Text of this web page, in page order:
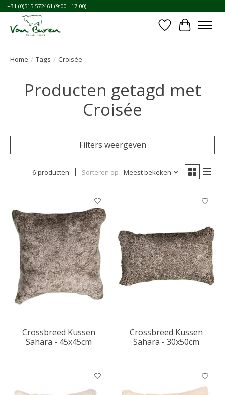
+31 (0)515 572461 (9:00 - 17:00)
Verlanglijst
Home / Tags / Croisée
Producten getagd met
Croisée
Filters weergeven
6 producten Sorteren op Meest bekeken
Crossbreed Kussen
Sahara - 45x45cm
Crossbreed Kussen
Sahara - 30x50cm